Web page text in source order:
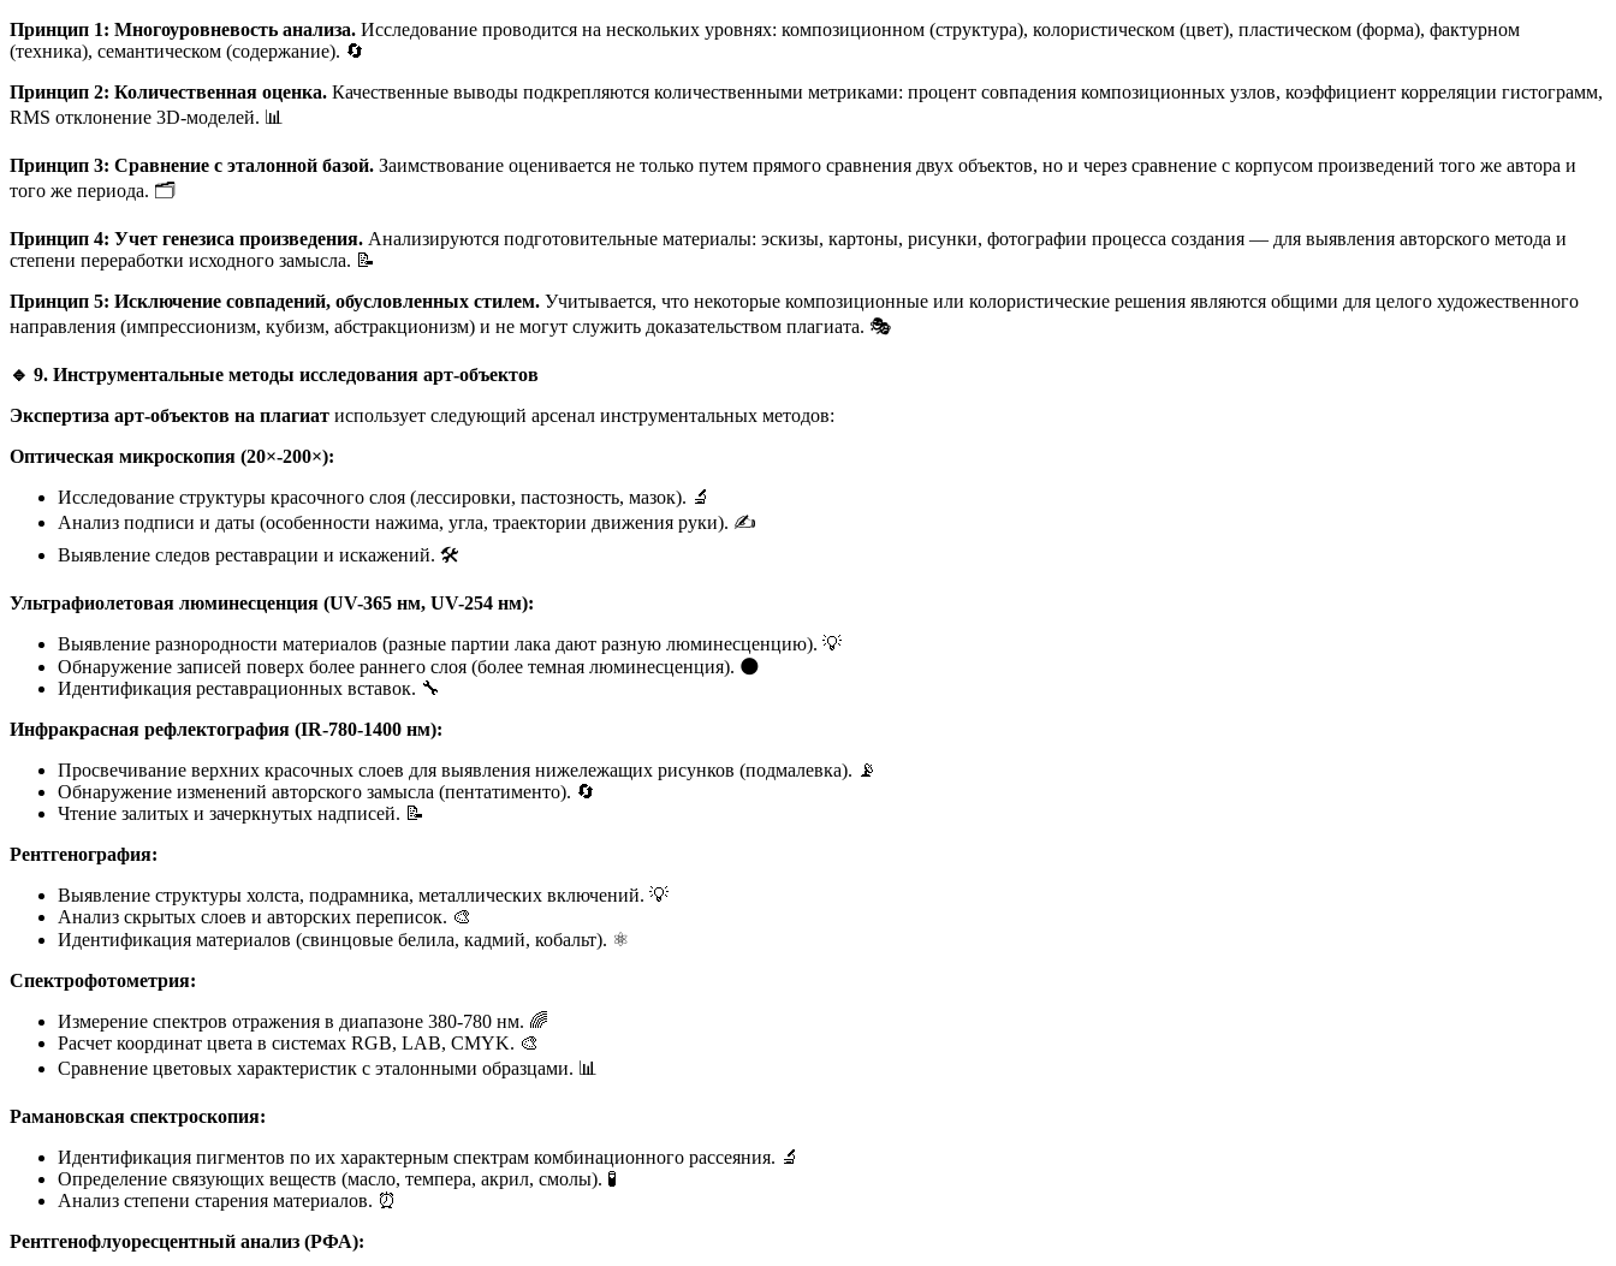
Принцип 1: Многоуровневость анализа. Исследование проводится на нескольких уровнях: композиционном (структура), колористическом (цвет), пластическом (форма), фактурном
(техника), семантическом (содержание). 🔄
Принцип 2: Количественная оценка. Качественные выводы подкрепляются количественными метриками: процент совпадения композиционных узлов, коэффициент корреляции гистограмм,
RMS отклонение 3D-моделей. 📊
Принцип 3: Сравнение с эталонной базой. Заимствование оценивается не только путем прямого сравнения двух объектов, но и через сравнение с корпусом произведений того же автора и
того же периода. 🗂️
Принцип 4: Учет генезиса произведения. Анализируются подготовительные материалы: эскизы, картоны, рисунки, фотографии процесса создания — для выявления авторского метода и
степени переработки исходного замысла. 📝
Принцип 5: Исключение совпадений, обусловленных стилем. Учитывается, что некоторые композиционные или колористические решения являются общими для целого художественного
направления (импрессионизм, кубизм, абстракционизм) и не могут служить доказательством плагиата. 🎭
🔹 9. Инструментальные методы исследования арт-объектов
Экспертиза арт-объектов на плагиат использует следующий арсенал инструментальных методов:
Оптическая микроскопия (20×-200×):
Исследование структуры красочного слоя (лессировки, пастозность, мазок). 🔬
Анализ подписи и даты (особенности нажима, угла, траектории движения руки). ✍️
Выявление следов реставрации и искажений. 🛠️
Ультрафиолетовая люминесценция (UV-365 нм, UV-254 нм):
Выявление разнородности материалов (разные партии лака дают разную люминесценцию). 💡
Обнаружение записей поверх более раннего слоя (более темная люминесценция). 🌑
Идентификация реставрационных вставок. 🔧
Инфракрасная рефлектография (IR-780-1400 нм):
Просвечивание верхних красочных слоев для выявления нижележащих рисунков (подмалевка). 📡
Обнаружение изменений авторского замысла (пентатименто). 🔄
Чтение залитых и зачеркнутых надписей. 📝
Рентгенография:
Выявление структуры холста, подрамника, металлических включений. 💡
Анализ скрытых слоев и авторских переписок. 🎨
Идентификация материалов (свинцовые белила, кадмий, кобальт). ⚛️
Спектрофотометрия:
Измерение спектров отражения в диапазоне 380-780 нм. 🌈
Расчет координат цвета в системах RGB, LAB, CMYK. 🎨
Сравнение цветовых характеристик с эталонными образцами. 📊
Рамановская спектроскопия:
Идентификация пигментов по их характерным спектрам комбинационного рассеяния. 🔬
Определение связующих веществ (масло, темпера, акрил, смолы). 🧪
Анализ степени старения материалов. ⏰
Рентгенофлуоресцентный анализ (РФА):